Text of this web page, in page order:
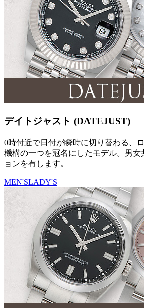
デイトジャスト (DATEJUST)
0時付近で日付が瞬時に切り替わる、
機構の一つを冠名にしたモデル。男女
ョンを有します。
MEN'SLADY'S